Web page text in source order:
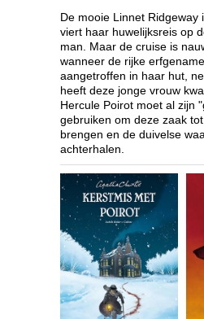
De mooie Linnet Ridgeway
viert haar huwelijksreis op
man. Maar de cruise is
wanneer de rijke
aangetroffen in haar hut,
heeft deze jonge vrouw
Hercule Poirot moet al zijn
gebruiken om deze zaak
brengen en de duivelse
achterhalen.